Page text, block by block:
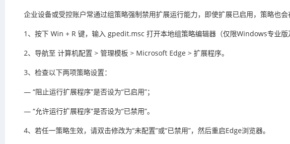
企业设备或受控账户常通过组策略强制禁用扩展运行能力，即使扩展已启用，策略也会
1、按下 Win + R 键，输入 gpedit.msc 打开本地组策略编辑器（仅限Windows专业版
2、导航至 计算机配置 > 管理模板 > Microsoft Edge > 扩展程序。
3、检查以下两项策略设置：
— “阻止运行扩展程序”是否设为“已启用”；
— “允许运行扩展程序”是否设为“已禁用”。
4、若任一策略生效，请双击修改为“未配置”或“已禁用”，然后重启Edge浏览器。